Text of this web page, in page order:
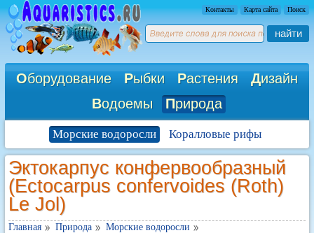
Контакты Карта сайта Поиск
найти
Оборудование Рыбки Растения Дизайн
Водоемы Природа
Морские водоросли Коралловые рифы
Эктокарпус конфервообразный
(Ectocarpus confervoides (Roth)
Le Jol)
Главная Природа
Морские водоросли